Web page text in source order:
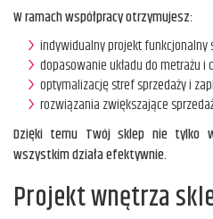
W ramach współpracy otrzymujesz:
indywidualny projekt funkcjonalny
dopasowanie układu do metrażu
optymalizację stref sprzedaży i
rozwiązania zwiększające
Dzięki temu Twój sklep nie tylko
wszystkim działa efektywnie.
Projekt wnętrza